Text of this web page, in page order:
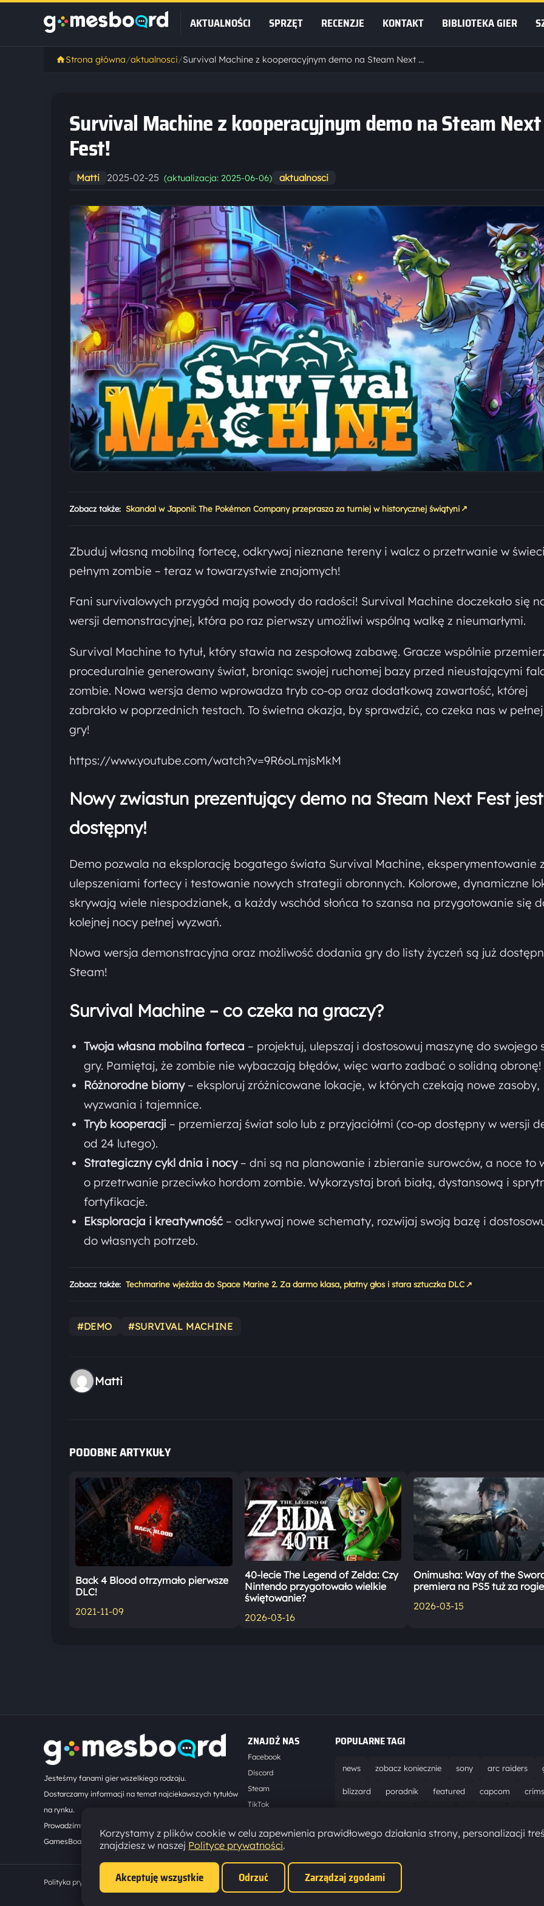
AKTUALNOŚCI SPRZĘT RECENZJE KONTAKT BIBLIOTEKA GIER
Strona główna/aktualnosci/ Survival Machine z kooperacyjnym demo na Steam Next Fest!
Survival Machine z kooperacyjnym demo na Steam Next
Fest!
Matti 2025-02-25 (aktualizacja: 2025-06-06) aktualnosci
Zobacz także: Skandal w Japonii: The Pokémon Company przeprasza za turniej w historycznej świątyni ↗
Zbuduj własną mobilną fortecę, odkrywaj nieznane tereny i walcz o przetrwanie w
pełnym zombie – teraz w towarzystwie znajomych!
Fani survivalowych przygód mają powody do radości! Survival Machine doczekało się
wersji demonstracyjnej, która po raz pierwszy umożliwi wspólną walkę z nieumarłymi.
Survival Machine to tytuł, który stawia na zespołową zabawę. Gracze wspólnie
proceduralnie generowany świat, broniąc swojej ruchomej bazy przed nieustającymi
zombie. Nowa wersja demo wprowadza tryb co-op oraz dodatkową zawartość, której
zabrakło w poprzednich testach. To świetna okazja, by sprawdzić, co czeka nas w
gry!
https://www.youtube.com/watch?v=9R6oLmjsMkM
Nowy zwiastun prezentujący demo na Steam Next Fest
dostępny!
Demo pozwala na eksplorację bogatego świata Survival Machine, eksperymentowanie z
ulepszeniami fortecy i testowanie nowych strategii obronnych. Kolorowe, dynamiczne
skrywają wiele niespodzianek, a każdy wschód słońca to szansa na przygotowanie się
kolejnej nocy pełnej wyzwań.
Nowa wersja demonstracyjna oraz możliwość dodania gry do listy życzeń są już
Steam!
Survival Machine – co czeka na graczy?
Twoja własna mobilna forteca – projektuj, ulepszaj i dostosowuj maszynę do swojego
gry. Pamiętaj, że zombie nie wybaczają błędów, więc warto zadbać o solidną obronę!
Różnorodne biomy– eksploruj zróżnicowane lokacje, w których czekają nowe zasoby,
wyzwania i tajemnice.
Tryb kooperacji – przemierzaj świat solo lub z przyjaciółmi (co-op dostępny w wersji
od 24 lutego).
Strategiczny cykl dnia i nocy– dni są na planowanie i zbieranie surowców, a noce to
o przetrwanie przeciwko hordom zombie. Wykorzystaj broń białą, dystansową i
fortyfikacje.
Eksploracja i kreatywność – odkrywaj nowe schematy, rozwijaj swoją bazę i
do własnych potrzeb.
Zobacz także: Techmarine wjeżdża do Space Marine 2. Za darmo klasa, płatny głos i stara sztuczka DLC ↗
#DEMO #SURVIVAL MACHINE
Matti
PODOBNE ARTYKUŁY
Back 4 Blood otrzymało pierwsze
DLC!
2021-11-09
40-lecie The Legend of Zelda: Czy
Nintendo przygotowało wielkie
świętowanie?
2026-03-16
Onimusha: Way of the
premiera na PS5 tuż za
2026-03-15
Jesteśmy fanami gier wszelkiego rodzaju.
Dostarczamy informacji na temat najciekawszych tytułów
na rynku.
Prowadzimy turnieje online. Działamy od 2008 roku.
GamesBoard.pl © 2026
ZNAJDŹ NAS
Facebook
Discord
Steam
TikTok
POPULARNE TAGI
news zobacz koniecznie sony arc raiders
blizzard poradnik featured capcom
aktualizacja pc epic games hytale
Polityka prywatności · Ustawienia cookies
Korzystamy z plików cookie w celu zapewnienia prawidłowego działania strony, personalizacji
znajdziesz w naszej Polityce prywatności.
Akceptuję wszystkie Odrzuć Zarządzaj zgodami